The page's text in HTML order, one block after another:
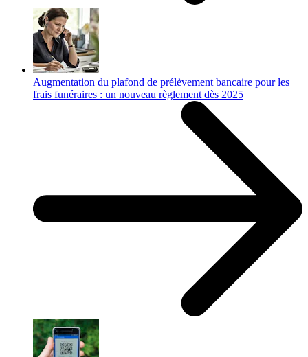
Augmentation du plafond de prélèvement bancaire pour les
frais funéraires : un nouveau règlement dès 2025